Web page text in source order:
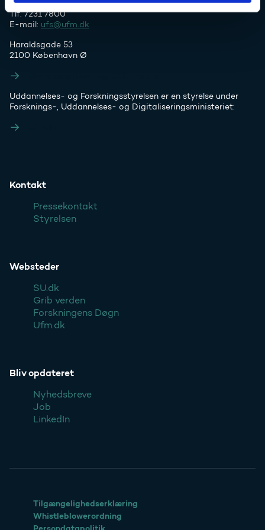
Tlf. 7231 7800
E-mail: ufs@ufm.dk
Haraldsgade 53
2100 København Ø
Uddannelses- og Forskningsstyrelsen er en styrelse under
Forsknings-, Uddannelses- og Digitaliseringsministeriet:
Kontakt
Pressekontakt
Styrelsen
Websteder
SU.dk
Grib verden
Forskningens Døgn
Ufm.dk
Bliv opdateret
Nyhedsbreve
Job
LinkedIn
Tilgængelighedserklæring
Whistleblowerordning